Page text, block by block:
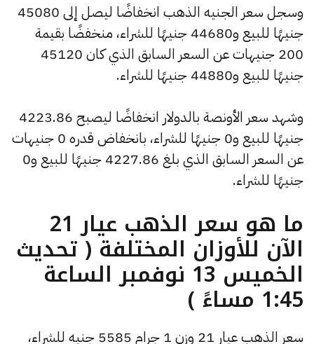
وسجل سعر الجنيه الذهب انخفاضًا ليصل إلى 45080
جنيهًا للبيع و44680 جنيهًا للشراء، منخفضًا بقيمة
200 جنيهات عن السعر السابق الذي كان 45120
جنيهًا للبيع و44880 جنيهًا للشراء.
وشهد سعر الأونصة بالدولار انخفاضًا ليصبح 4223.86
جنيهًا للبيع و0 جنيهًا للشراء، بانخفاض قدره 0 جنيهات
عن السعر السابق الذي بلغ 4227.86 جنيهًا للبيع و0
جنيهًا للشراء.
ما هو سعر الذهب عيار 21
الآن للأوزان المختلفة ( تحديث
الخميس 13 نوفمبر الساعة
1:45 مساءً )
سعر الذهب عيار 21 وزن 1 جرام 5585 جنيه للشراء،